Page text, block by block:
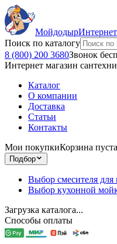
Мойдодыр
Поиск по каталогу
8 (800) 200 3680Звонок
Интернет магазин
Каталог
О компании
Доставка
Статьи
Контакты
Мои покупкиКорзина пуста
Подбор
Выбор смесителя для
Выбор кухонной
Загрузка каталога...
Способы оплаты